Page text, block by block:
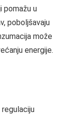
pomažu u
poboljšavaju
može
energije.